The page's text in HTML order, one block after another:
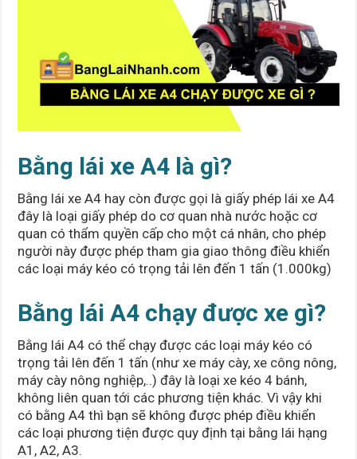
Bằng lái xe A4 là gì?
Bằng lái xe A4 hay còn được gọi là giấy phép lái xe A4
đây là loại giấy phép do cơ quan nhà nước hoặc cơ
quan có thẩm quyền cấp cho một cá nhân, cho phép
người này được phép tham gia giao thông điều khiển
các loại máy kéo có trọng tải lên đến 1 tấn (1.000kg)
Bằng lái A4 chạy được xe gì?
Bằng lái A4 có thể chạy được các loại máy kéo có
trọng tải lên đến 1 tấn (như xe máy cày, xe công nông,
máy cày nông nghiệp,..) đây là loại xe kéo 4 bánh,
không liên quan tới các phương tiện khác. Vì vậy khi
có bằng A4 thì bạn sẽ không được phép điều khiển
các loại phương tiện được quy định tại bằng lái hạng
A1, A2, A3.